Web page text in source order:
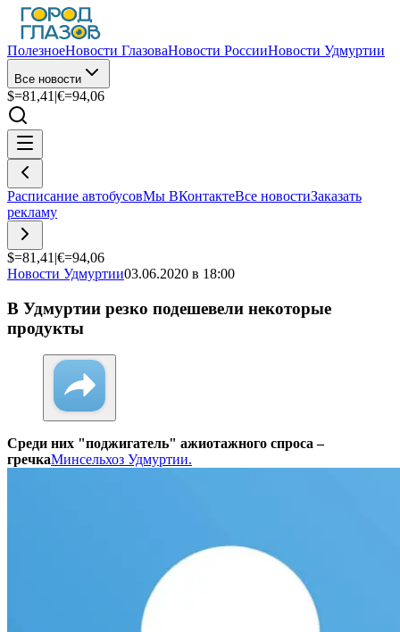
ПолезноеНовости ГлазоваНовости РоссииНовости Удмуртии
Все новости
$=81,41 |€=94,06
Расписание автобусовМы ВКонтактеВсе новостиЗаказать
рекламу
$=81,41 |€=94,06
Новости Удмуртии03.06.2020 в 18:00
В Удмуртии резко подешевели некоторые
продукты
Среди них "поджигатель" ажиотажного спроса –
гречкаМинсельхоз Удмуртии.